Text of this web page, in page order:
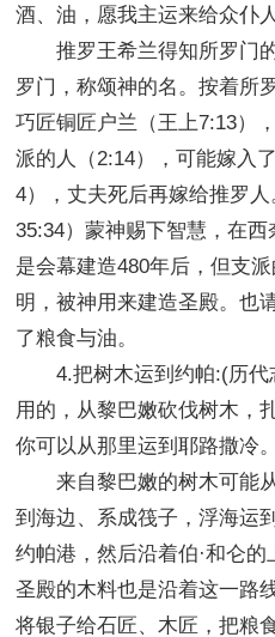
酒、油，愿我主运来给众仆人
推罗王希兰得知所罗门的
罗门，称颂神的名。按着所
巧匠铜匠户兰（王上7:13）
派的人（2:14），可能嫁入
4），丈夫死后再嫁给推罗
35:34）蒙神赐下智慧，在
是会幕建造480年后，但支
明，被神用来建造圣殿。也
了粮食与油。
4.把树木运到约帕:(历代
用的，从黎巴嫩砍伐树木，
你可以从那里运到耶路撒冷
来自黎巴嫩的树木可能从
到海边、系成筏子，浮海运
约帕港，然后沿着伯·和仑
圣殿的木料也是沿着这一路
将银子给石匠、木匠，把粮